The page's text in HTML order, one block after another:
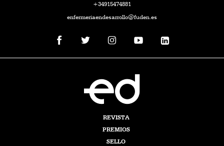
+34915474881
enfermeriaendesarrollo@fuden.es
REVISTA
PREMIOS
SELLO